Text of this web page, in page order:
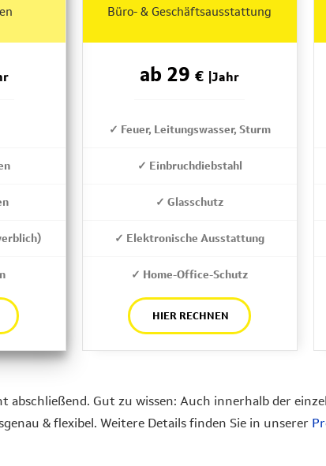
Büro- & Geschäftsausstattung
ab 29€ |Jahr
✓ Feuer, Leitungswasser, Sturm
✓ Einbruchdiebstahl
✓ Glasschutz
✓ Elektronische Ausstattung
✓ Home-Office-Schutz
HIER RECHNEN
Gut zu wissen: Auch innerhalb der
& flexibel. Weitere Details finden Sie in unserer